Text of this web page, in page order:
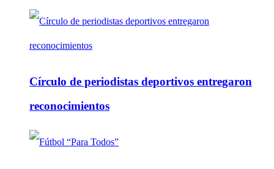
Círculo de periodistas deportivos entregaron
reconocimientos